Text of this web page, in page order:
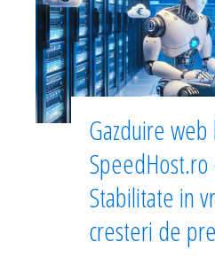
Gazduire web
SpeedHost.ro
Stabilitate in
cresteri de